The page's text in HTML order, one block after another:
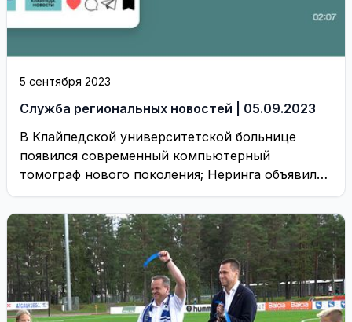
5 сентября 2023
Служба региональных новостей | 05.09.2023
В Клайпедской университетской больнице
появился современный компьютерный
томограф нового поколения; Неринга объявила
сентябрь месяцем туризма и другие новости